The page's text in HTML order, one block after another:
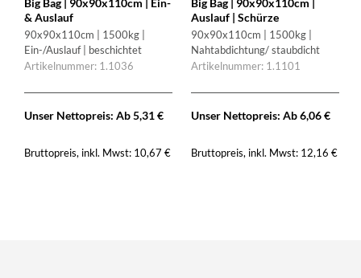
Big Bag | 90x90x110cm | Ein-
& Auslauf
90x90x110cm | 1500kg |
Ein-/Auslauf | beschichtet
Artikelnummer: 1.1036
Unser Nettopreis: Ab5,31€
Bruttopreis, inkl. Mwst: 10,67 €
Big Bag | 90x90x110cm |
Auslauf | Schürze
90x90x110cm | 1500kg |
Nahtabdichtung/ staubdicht
Artikelnummer: 1.1101
Unser Nettopreis: Ab6,06€
Bruttopreis, inkl. Mwst: 12,16 €